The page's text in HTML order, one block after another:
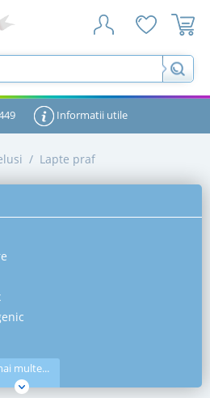
Informatii utile
/ Lapte praf
multe...